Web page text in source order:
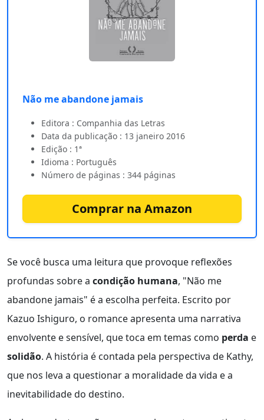
Não me abandone jamais
Editora : Companhia das Letras
Data da publicação : 13 janeiro 2016
Edição : 1ª
Idioma : Português
Número de páginas : 344 páginas
Comprar na Amazon
Se você busca uma leitura que provoque reflexões
profundas sobre a condição humana, "Não me
abandone jamais" é a escolha perfeita. Escrito por
Kazuo Ishiguro, o romance apresenta uma narrativa
envolvente e sensível, que toca em temas como perda e
solidão. A história é contada pela perspectiva de Kathy,
que nos leva a questionar a moralidade da vida e a
inevitabilidade do destino.